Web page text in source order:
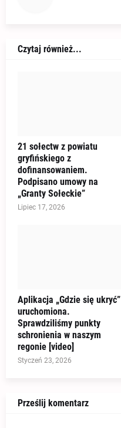
Czytaj również...
21 sołectw z powiatu
gryfińskiego z
dofinansowaniem.
Podpisano umowy na
„Granty Sołeckie”
Lipiec 17, 2026
Aplikacja „Gdzie się ukryć”
uruchomiona.
Sprawdziliśmy punkty
schronienia w naszym
regonie [video]
Styczeń 23, 2026
Prześlij komentarz